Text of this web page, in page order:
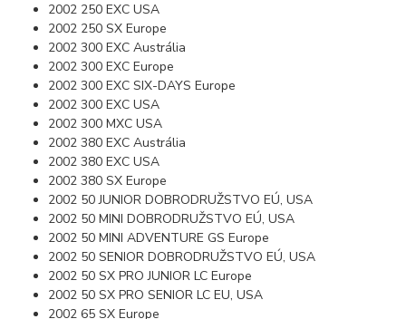
2002 250 EXC USA
2002 250 SX Europe
2002 300 EXC Austrália
2002 300 EXC Europe
2002 300 EXC SIX-DAYS Europe
2002 300 EXC USA
2002 300 MXC USA
2002 380 EXC Austrália
2002 380 EXC USA
2002 380 SX Europe
2002 50 JUNIOR DOBRODRUŽSTVO EÚ, USA
2002 50 MINI DOBRODRUŽSTVO EÚ, USA
2002 50 MINI ADVENTURE GS Europe
2002 50 SENIOR DOBRODRUŽSTVO EÚ, USA
2002 50 SX PRO JUNIOR LC Europe
2002 50 SX PRO SENIOR LC EU, USA
2002 65 SX Europe